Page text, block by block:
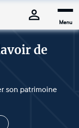
Menu
de
son patrimoine